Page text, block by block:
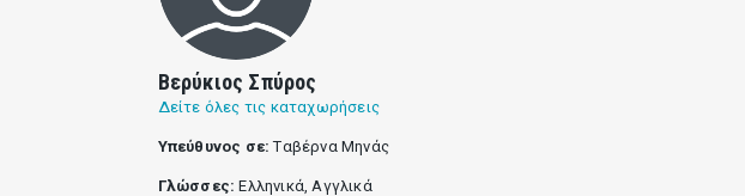
Βερύκιος Σπύρος
Δείτε όλες τις καταχωρήσεις
Υπεύθυνος σε: Tαβέρνα Μηνάς
Γλώσσες: Ελληνικά, Αγγλικά